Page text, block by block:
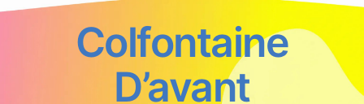
Colfontaine
D’avant